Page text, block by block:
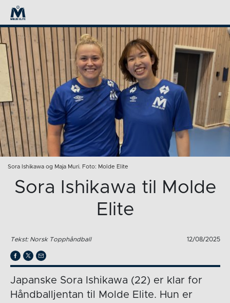
Sora Ishikawa og Maja Muri. Foto: Molde Elite
Sora Ishikawa til Molde
Elite
Tekst: Norsk Topphåndball 12/08/2025
Japanske Sora Ishikawa (22) er klar for
Håndballjentan til Molde Elite. Hun er